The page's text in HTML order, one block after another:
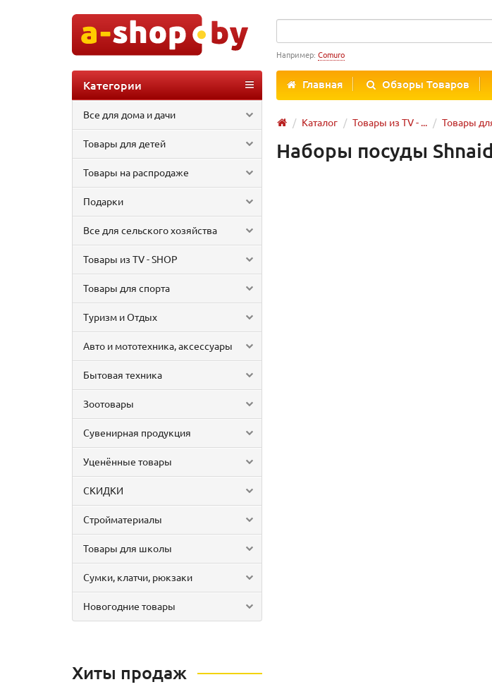
Например: Comuro
Главная Обзоры Товаров
Категории
Все для дома и дачи
Товары для детей
Товары на распродаже
Подарки
Все для сельского хозяйства
Товары из TV - SHOP
Товары для спорта
Туризм и Отдых
Авто и мототехника, аксессуары
Бытовая техника
Зоотовары
Сувенирная продукция
Уценённые товары
СКИДКИ
Стройматериалы
Товары для школы
Сумки, клатчи, рюкзаки
Новогодние товары
Каталог Товары из TV - ... Товары
Хиты продаж
Наборы посуды